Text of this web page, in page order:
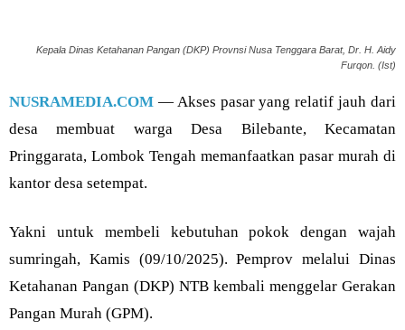
Kepala Dinas Ketahanan Pangan (DKP) Provnsi Nusa Tenggara Barat, Dr. H. Aidy
Furqon. (Ist)
NUSRAMEDIA.COM — Akses pasar yang relatif jauh dari
desa membuat warga Desa Bilebante, Kecamatan
Pringgarata, Lombok Tengah memanfaatkan pasar murah di
kantor desa setempat.
Yakni untuk membeli kebutuhan pokok dengan wajah
sumringah, Kamis (09/10/2025). Pemprov melalui Dinas
Ketahanan Pangan (DKP) NTB kembali menggelar Gerakan
Pangan Murah (GPM).